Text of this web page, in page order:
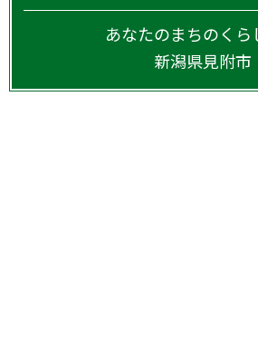
あなたのまちのくら
新潟県見附市